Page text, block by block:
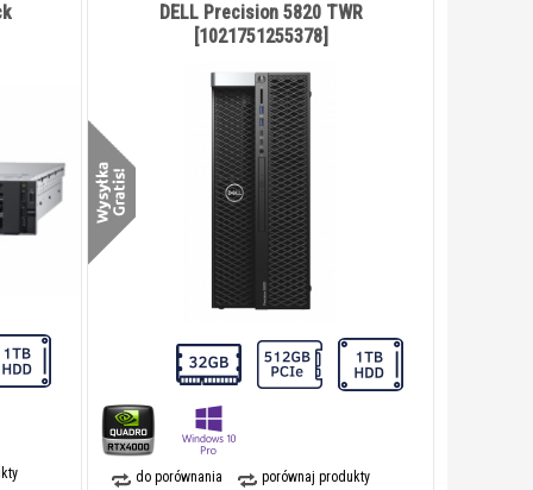
do porównania porównaj produkty
DELL Precision 5820 TWR
[1021751255378]